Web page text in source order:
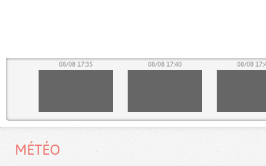
08/08 17:35 08/08 17:40 08/08
MÉTÉO